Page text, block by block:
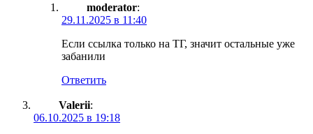
moderator:
29.11.2025 в 11:40
Если ссылка только на ТГ, значит остальные уже
забанили
Ответить
Valerii:
06.10.2025 в 19:18